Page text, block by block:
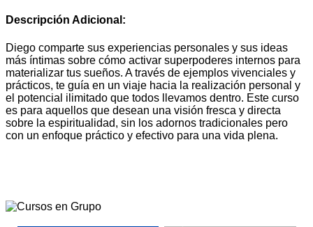
Descripción Adicional:
Diego comparte sus experiencias personales y sus ideas
más íntimas sobre cómo activar superpoderes internos para
materializar tus sueños. A través de ejemplos vivenciales y
prácticos, te guía en un viaje hacia la realización personal y
el potencial ilimitado que todos llevamos dentro. Este curso
es para aquellos que desean una visión fresca y directa
sobre la espiritualidad, sin los adornos tradicionales pero
con un enfoque práctico y efectivo para una vida plena.